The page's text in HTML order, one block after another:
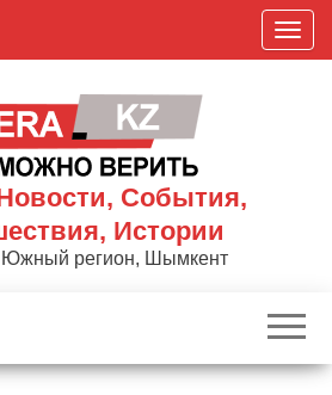
П
о
к
р
События,
Истории
Южный регион, Шымкент